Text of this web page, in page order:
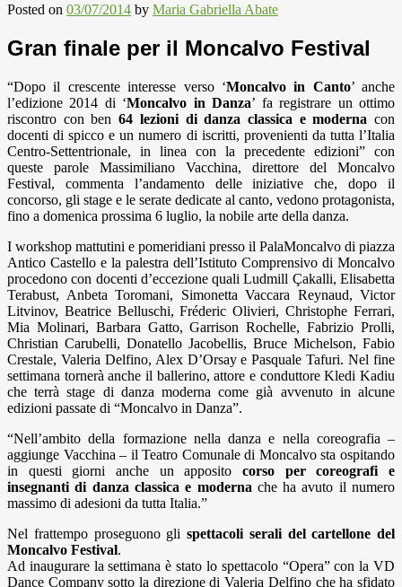
Posted on 03/07/2014 by Maria Gabriella Abate
Gran finale per il Moncalvo Festival
“Dopo il crescente interesse verso ‘Moncalvo in Canto’ anche
l’edizione 2014 di ‘Moncalvo in Danza’ fa registrare un ottimo
riscontro con ben 64 lezioni di danza classica e moderna con
docenti di spicco e un numero di iscritti, provenienti da tutta l’Italia
Centro-Settentrionale, in linea con la precedente edizioni” con
queste parole Massimiliano Vacchina, direttore del Moncalvo
Festival, commenta l’andamento delle iniziative che, dopo il
concorso, gli stage e le serate dedicate al canto, vedono protagonista,
fino a domenica prossima 6 luglio, la nobile arte della danza.
I workshop mattutini e pomeridiani presso il PalaMoncalvo di piazza
Antico Castello e la palestra dell’Istituto Comprensivo di Moncalvo
procedono con docenti d’eccezione quali Ludmill Çakalli, Elisabetta
Terabust, Anbeta Toromani, Simonetta Vaccara Reynaud, Victor
Litvinov, Beatrice Belluschi, Fréderic Olivieri, Christophe Ferrari,
Mia Molinari, Barbara Gatto, Garrison Rochelle, Fabrizio Prolli,
Christian Carubelli, Donatello Jacobellis, Bruce Michelson, Fabio
Crestale, Valeria Delfino, Alex D’Orsay e Pasquale Tafuri. Nel fine
settimana tornerà anche il ballerino, attore e conduttore Kledi Kadiu
che terrà stage di danza moderna come già avvenuto in alcune
edizioni passate di “Moncalvo in Danza”.
“Nell’ambito della formazione nella danza e nella coreografia –
aggiunge Vacchina – il Teatro Comunale di Moncalvo sta ospitando
in questi giorni anche un apposito corso per coreografi e
insegnanti di danza classica e moderna che ha avuto il numero
massimo di adesioni da tutta Italia.”
Nel frattempo proseguono gli spettacoli serali del cartellone del
Moncalvo Festival.
Ad inaugurare la settimana è stato lo spettacolo “Opera” con la VD
Dance Company sotto la direzione di Valeria Delfino che ha sfidato